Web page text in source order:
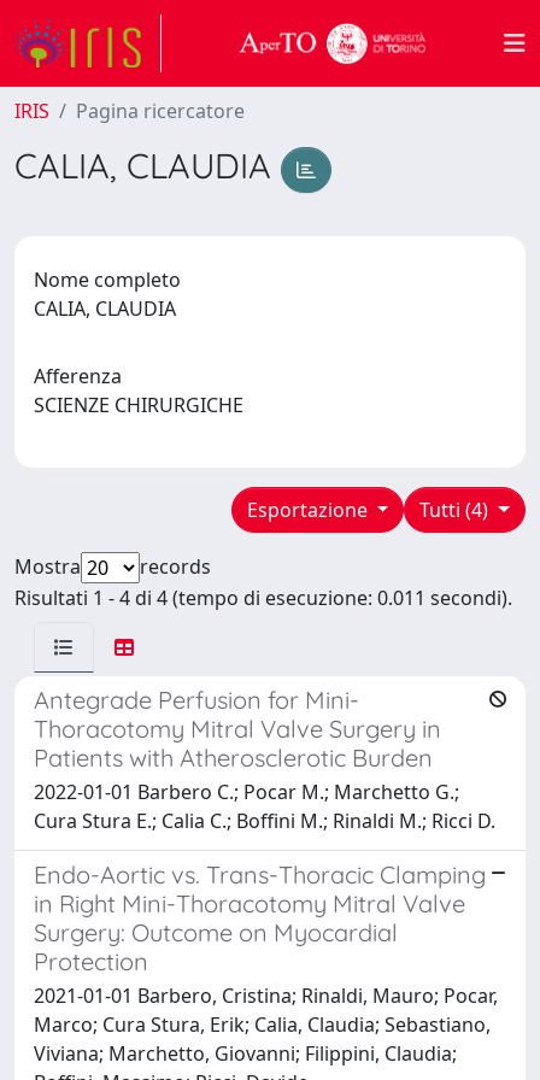
IRIS Pagina ricercatore
CALIA, CLAUDIA
Nome completo
CALIA, CLAUDIA
Afferenza
SCIENZE CHIRURGICHE
Tutti (4)
Esportazione
Mostra
records
Risultati 1 - 4 di 4 (tempo di esecuzione: 0.011 secondi).
Antegrade Perfusion for Mini-
Thoracotomy Mitral Valve Surgery in
Patients with Atherosclerotic Burden
2022-01-01 Barbero C.; Pocar M.; Marchetto G.;
Cura Stura E.; Calia C.; Boffini M.; Rinaldi M.; Ricci D.
Endo-Aortic vs. Trans-Thoracic Clamping
in Right Mini-Thoracotomy Mitral Valve
Surgery: Outcome on Myocardial
Protection
2021-01-01 Barbero, Cristina; Rinaldi, Mauro; Pocar,
Marco; Cura Stura, Erik; Calia, Claudia; Sebastiano,
Viviana; Marchetto, Giovanni; Filippini, Claudia;